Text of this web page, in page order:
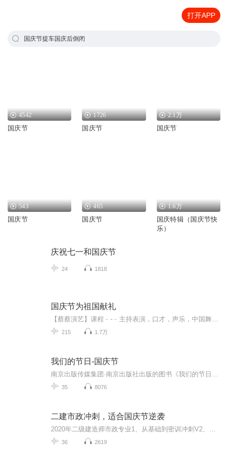
打开APP
国庆节提车国庆后倒闭
4542
国庆节
1726
国庆节
2.1万
国庆节
543
国庆节
465
国庆节
1.6万
国庆特辑（国庆节快
乐）
庆祝七一和国庆节
24 1818
国庆节为祖国献礼
215 1.7万
我们的节日-国庆节
35 8076
二建市政冲刺，适合国庆节逆袭
36 2619